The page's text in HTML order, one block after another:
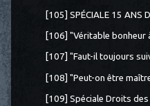
[105] SPÉCIALE 15 ANS
[106] "Véritable bonheur
[107] "Faut-il toujours
[108] "Peut-on être
[109] Spéciale Droits